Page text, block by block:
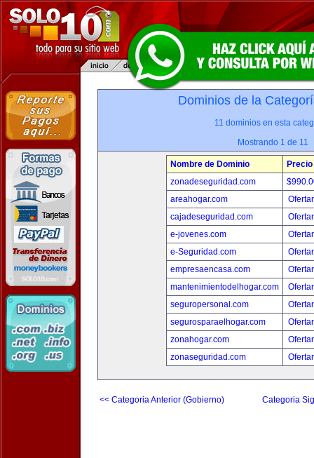
Dominios de la
11 dominios en esta
Mostrando 1 de 11
Nombre de Dominio
Precio
zonadeseguridad.com
areahogar.com
cajadeseguridad.com
e-jovenes.com
e-Seguridad.com
empresaencasa.com
mantenimientodelhogar.com
seguropersonal.com
segurosparaelhogar.com
zonahogar.com
zonaseguridad.com
<< Categoria Anterior (Gobierno) Categoria